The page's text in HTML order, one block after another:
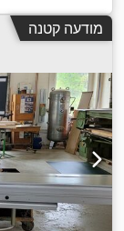
מודעה קטנה